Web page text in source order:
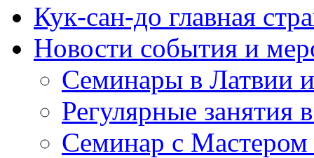
Кук-сан-до главная
Новости события и
Семинары в Латвии
Регулярные занятия
Семинар с Мастером